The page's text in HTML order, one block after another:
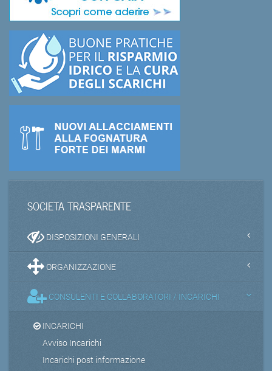
SOCIETA TRASPARENTE
DISPOSIZIONI GENERALI
ORGANIZZAZIONE
CONSULENTI E COLLABORATORI / INCARICHI
INCARICHI
Avviso Incarichi
Incarichi post informazione